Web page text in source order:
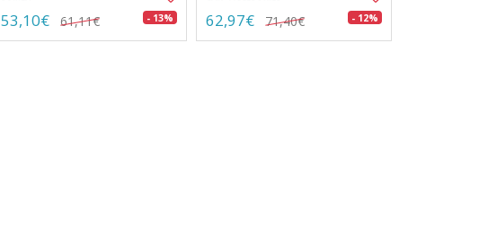
53,10€ 61,11€ - 13% 62,97€ 71,40€ - 12%